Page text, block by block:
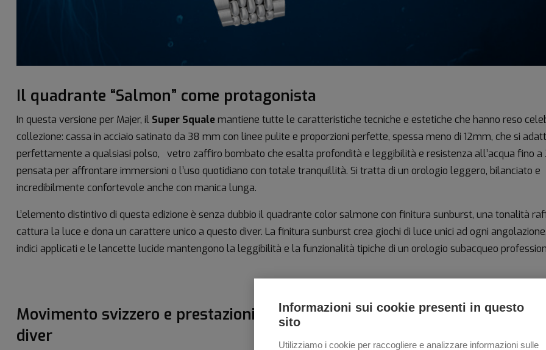
Informazioni sui cookie presenti in questo
sito
Utilizziamo i cookie per raccogliere e analizzare informazioni sulle
Il quadrante “Salmon” come protagonista
In questa versione per Majer, il Super Squalemantiene tutte le caratteristiche tecniche e estetiche che hanno reso
collezione: cassa in acciaio satinato da 38 mm con linee pulite e proporzioni perfette, spessa meno di 12mm, che si
perfettamente a qualsiasi polso, vetro zaffiro bombato che esalta profondità e leggibilità e resistenza all’acqua fino a
pensata per affrontare immersioni o l’uso quotidiano con totale tranquillità. Si tratta di un orologio leggero, bilanciato e
incredibilmente confortevole anche con manica lunga.
L’elemento distintivo di questa edizione è senza dubbio il quadrante color salmone con finitura sunburst, una tonalità
cattura la luce e dona un carattere unico a questo diver. La finitura sunburst crea giochi di luce unici ad ogni
indici applicati e le lancette lucide mantengono la leggibilità e la funzionalità tipiche di un orologio subacqueo
Movimento svizzero e prestazioni da
diver